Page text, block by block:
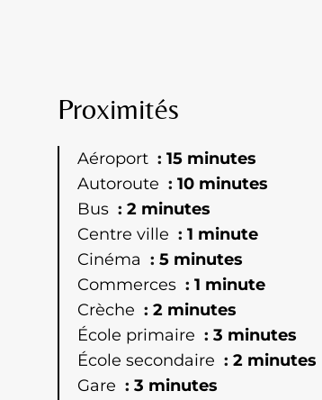
Proximités
Aéroport
15 minutes
Autoroute
10 minutes
Bus
2 minutes
Centre ville
1 minute
Cinéma
5 minutes
Commerces
1 minute
Crèche
2 minutes
École primaire
3 minutes
École secondaire
2 minutes
Gare
3 minutes